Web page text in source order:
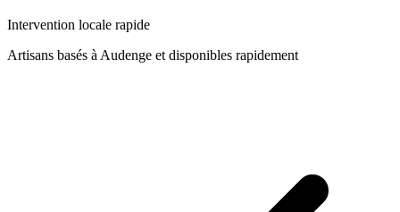
Intervention locale rapide
Artisans basés à Audenge et disponibles rapidement